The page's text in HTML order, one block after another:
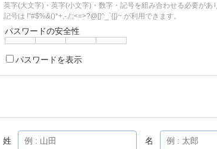
英字(大文字)・英字(小文字)・数字・記号を組み合わせる必要があ
記号は !"#$%&()*+,-./:;<=>?@[]^_`{|}~ が利用できます。
パスワードの安全性
パスワードを表示
姓 名